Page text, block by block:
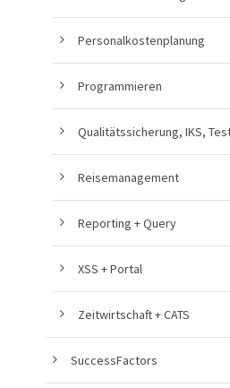
Personalkostenplanung
Programmieren
Qualitätssicherung, IKS,
Reisemanagement
Reporting + Query
XSS + Portal
Zeitwirtschaft + CATS
SuccessFactors